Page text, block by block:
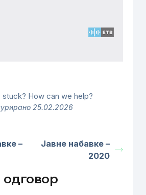
stuck? How can we help?
25.02.2026
–
Јавне набавке –
2020
одговор